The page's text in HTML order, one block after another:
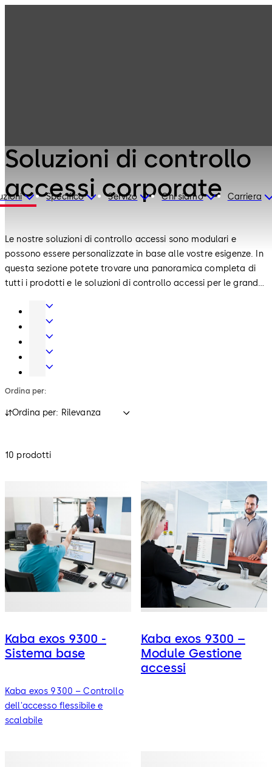
Specifico Servizo Chi siamo Carriera
Soluzioni di controllo
accessi corporate
Le nostre soluzioni di controllo accessi sono modulari e
possono essere personalizzate in base alle vostre esigenze. In
questa sezione potete trovare una panoramica completa di
tutti i prodotti e le soluzioni di controllo accessi per le grandi
Tecnica
porte
Porte
automatiche
Cilindri
sicurezza
piani
di
Controllo
accessi
Serrature
Sicurezza
Ordina per:
Ordina per: Rilevanza
10 prodotti
Kaba exos 9300 -
Sistema base
Kaba exos 9300 – Controllo
dell'accesso flessibile e
scalabile
Kaba exos 9300 –
Module Gestione
accessi